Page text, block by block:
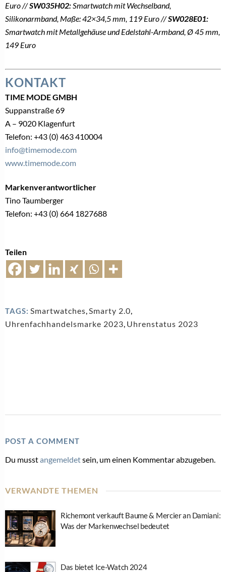
Euro //SW035H02:Smartwatch mit Wechselband,
Silikonarmband, Maße: 42×34,5 mm, 119 Euro //SW028E01:
Smartwatch mit Metallgehäuse und Edelstahl-Armband, Ø 45 mm,
149 Euro
KONTAKT
TIME MODE GMBH
Suppanstraße 69
A – 9020 Klagenfurt
Telefon: +43 (0) 463 410004
info@timemode.com
www.timemode.com
Markenverantwortlicher
Tino Taumberger
Telefon: +43 (0) 664 1827688
Teilen
TAGS: Smartwatches,Smarty 2.0,
Uhrenfachhandelsmarke 2023, Uhrenstatus 2023
POST A COMMENT
Du musstangemeldetsein, um einen Kommentar abzugeben.
VERWANDTE THEMEN
Richemont verkauft Baume & Mercier an Damiani:
Was der Markenwechsel bedeutet
Das bietet Ice-Watch 2024